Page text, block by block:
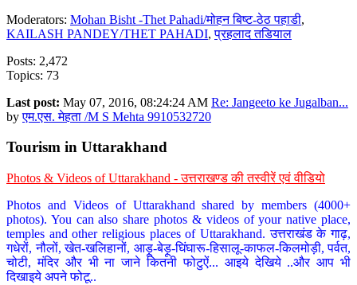
Moderators: Mohan Bisht -Thet Pahadi/मोहन बिष्ट-ठेठ पहाडी,
KAILASH PANDEY/THET PAHADI,प्रहलाद तडियाल
Posts: 2,472
Topics: 73
Last post: May 07, 2016, 08:24:24 AM Re: Jangeeto ke Jugalban...
byएम.एस. मेहता /M S Mehta 9910532720
Tourism in Uttarakhand
Photos & Videos of Uttarakhand - उत्तराखण्ड की तस्वीरें एवं वीडियो
Photos and Videos of Uttarakhand shared by members (4000+
photos). You can also share photos & videos of your native place,
temples and other religious places of Uttarakhand. उत्तराखंड के गाढ़,
गधेरों, नौलों, खेत-खलिहानों, आड़ू-बेड़ू-घिंघारू-हिसालू-काफल-किलमोड़ी, पर्वत,
चोटी, मंदिर और भी ना जाने कितनी फोटुऐं... आइये देखिये ..और आप भी
दिखाइये अपने फोटू..